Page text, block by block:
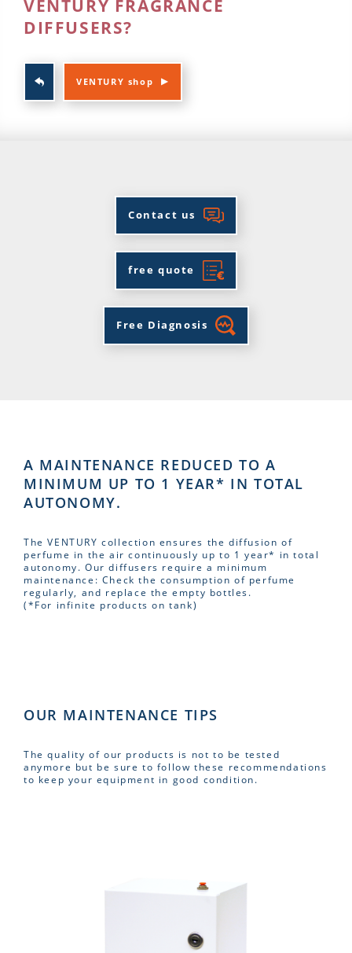
VENTURY FRAGRANCE
DIFFUSERS?
VENTURY shop
Contact us
free quote
Free Diagnosis
A MAINTENANCE REDUCED TO A
MINIMUM UP TO 1 YEAR* IN TOTAL
AUTONOMY.
The VENTURY collection ensures the diffusion of
perfume in the air continuously up to 1 year* in total
autonomy. Our diffusers require a minimum
maintenance: Check the consumption of perfume
regularly, and replace the empty bottles.
(*For infinite products on tank)
OUR MAINTENANCE TIPS
The quality of our products is not to be tested
anymore but be sure to follow these recommendations
to keep your equipment in good condition.